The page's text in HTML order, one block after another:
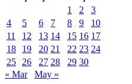
1
2
3
4
5 6 7 8 9
10
11
12 13 14 15 16 17
18
19 20 21 22 23 24
25
26 27 28 29 30
« Mar
May »